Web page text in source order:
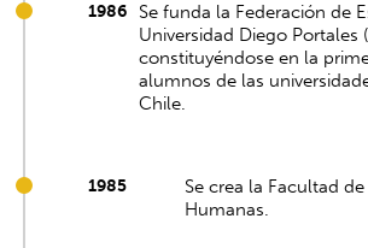
1986
Se funda la Federación de
Universidad Diego Portales
constituyéndose en la
alumnos de las
Chile.
1985
Se crea la Facultad
Humanas.